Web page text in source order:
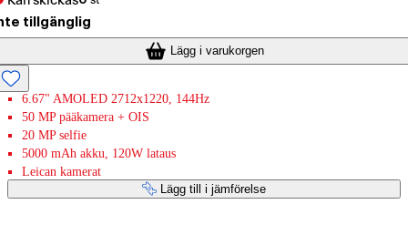
tillgänglig
Lägg i varukorgen
6.67" AMOLED 2712x1220, 144Hz
50 MP pääkamera + OIS
20 MP selfie
5000 mAh akku, 120W lataus
Leican kamerat
Lägg till i jämförelse